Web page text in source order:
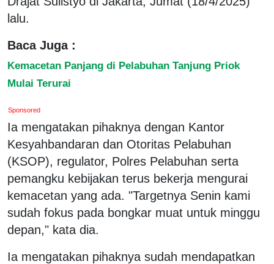
lalu.
Baca Juga :
Kemacetan Panjang di Pelabuhan Tanjung Priok
Mulai Terurai
Sponsored
Ia mengatakan pihaknya dengan Kantor
Kesyahbandaran dan Otoritas Pelabuhan
(KSOP), regulator, Polres Pelabuhan serta
pemangku kebijakan terus bekerja mengurai
kemacetan yang ada. "Targetnya Senin kami
sudah fokus pada bongkar muat untuk minggu
depan," kata dia.
Ia mengatakan pihaknya sudah mendapatkan